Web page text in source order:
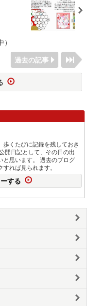
過去の記事
歩くたびに記録を残しておき
開日記として、その日の出
と思います。 過去のブログ
れば見られます。
する